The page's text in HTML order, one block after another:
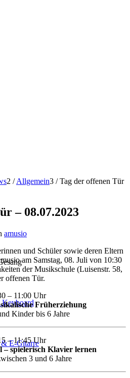
E-Gitarre
2 / Allgemein3 / Tag der offenen Tür
– 08.07.2023
amusio
und Schüler sowie deren Eltern
am Samstag, 08. Juli von 10:30
der Musikschule (Luisenstr. 58,
offenen Tür.
– 11:00 Uhr
Früherziehung
Kinder bis 6 Jahre
– 11:45 Uhr
– spielerisch Klavier lernen
3 und 6 Jahre